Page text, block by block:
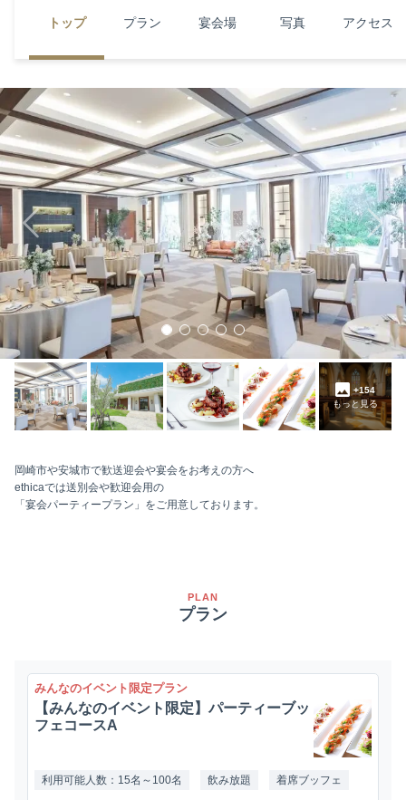
トップ プラン 宴会場 写真 アクセス
Previous Next
+154
もっと見る
岡崎市や安城市で歓送迎会や宴会をお考えの方へ
ethicaでは送別会や歓迎会用の
「宴会パーティープラン」をご用意しております。
PLAN
プラン
みんなのイベント限定プラン
【みんなのイベント限定】パーティーブッ
フェコースA
利用可能人数：15名～100名 飲み放題 着席ブッフェ